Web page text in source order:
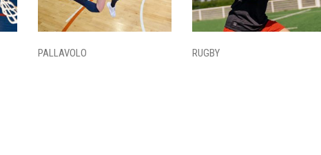
PALLAVOLO RUGBY